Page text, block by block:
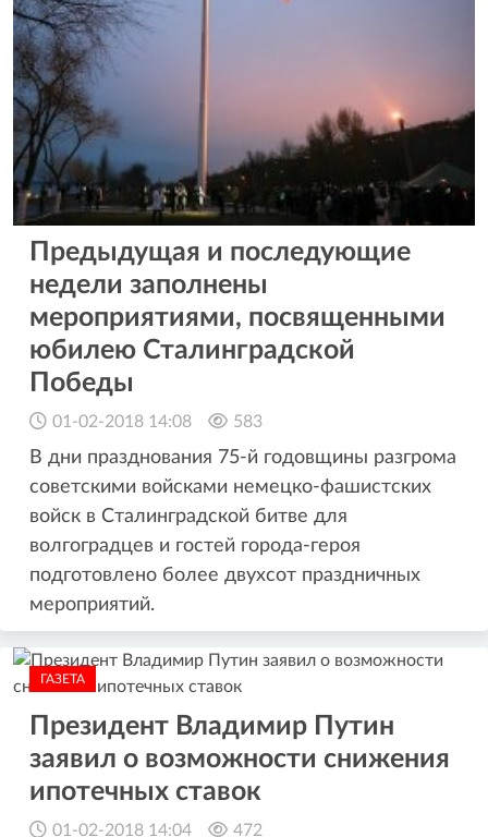
Предыдущая и последующие
недели заполнены
мероприятиями, посвященными
юбилею Сталинградской
Победы
01-02-2018 14:08 583
В дни празднования 75-й годовщины разгрома
советскими войсками немецко-фашистских
войск в Сталинградской битве для
волгоградцев и гостей города-героя
подготовлено более двухсот праздничных
мероприятий.
ГАЗЕТА
Президент Владимир Путин
заявил о возможности снижения
ипотечных ставок
01-02-2018 14:04 472